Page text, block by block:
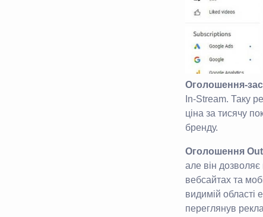
Оголошення-
In-Stream. Таку
ціна за тисячу
бренду.
Оголошення
але він
вебсайтах та
видимій області
переглянув